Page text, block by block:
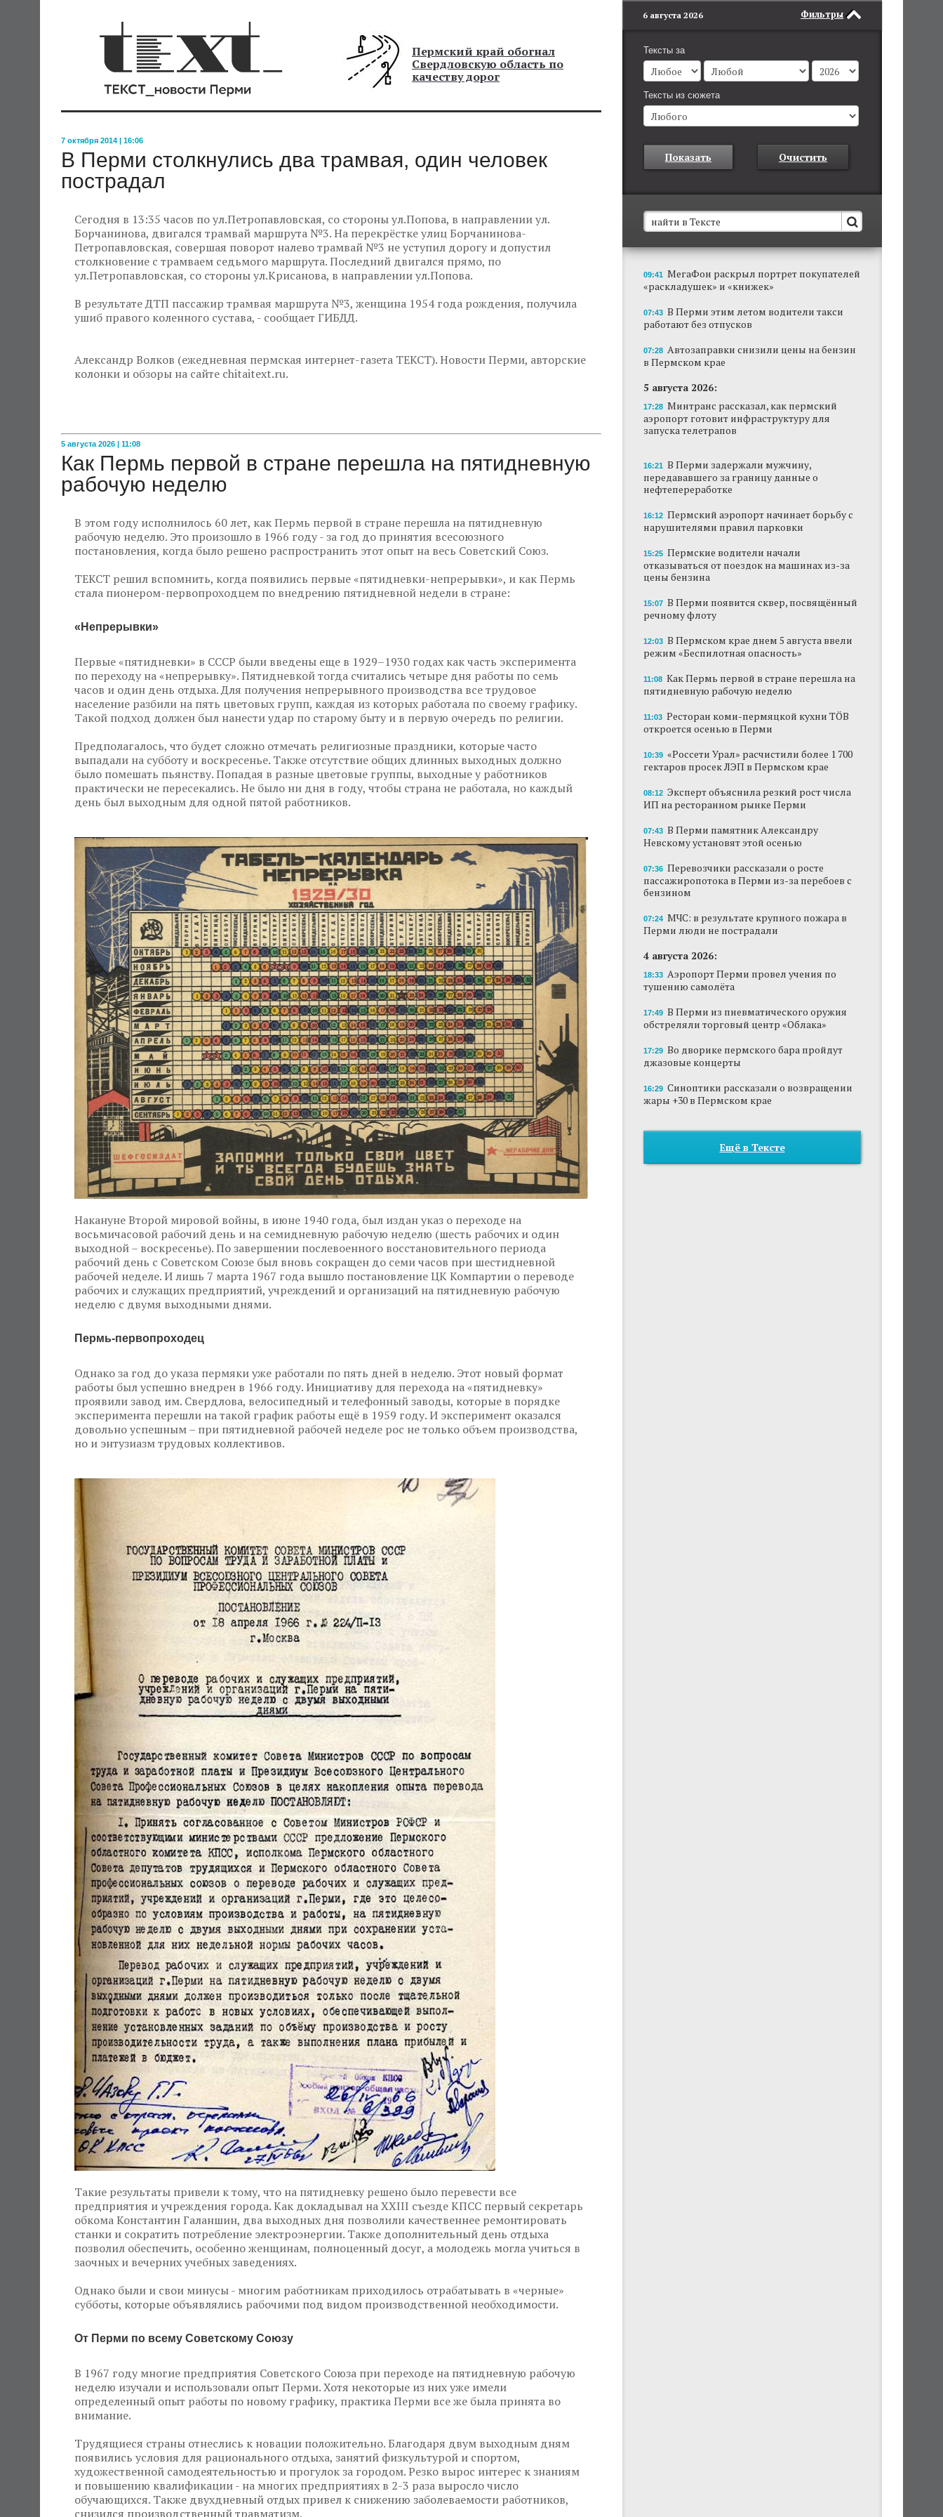
Пермский край обогнал
Свердловскую область по
качеству дорог
7 октября 2014 | 16:06
В Перми столкнулись два трамвая, один человек
пострадал
Сегодня в 13:35 часов по ул.Петропавловская, со стороны ул.Попова, в направлении ул.
Борчанинова, двигался трамвай маршрута №3. На перекрёстке улиц Борчанинова-
Петропавловская, совершая поворот налево трамвай №3 не уступил дорогу и допустил
столкновение с трамваем седьмого маршрута. Последний двигался прямо, по
ул.Петропавловская, со стороны ул.Крисанова, в направлении ул.Попова.
В результате ДТП пассажир трамвая маршрута №3, женщина 1954 года рождения, получила
ушиб правого коленного сустава, - сообщает ГИБДД.
Александр Волков (ежедневная пермская интернет-газета ТЕКСТ). Новости Перми, авторские
колонки и обзоры на сайте chitaitext.ru.
5 августа 2026 | 11:08
Как Пермь первой в стране перешла на пятидневную
рабочую неделю
В этом году исполнилось 60 лет, как Пермь первой в стране перешла на пятидневную
рабочую неделю. Это произошло в 1966 году - за год до принятия всесоюзного
постановления, когда было решено распространить этот опыт на весь Советский Союз.
ТЕКСТ решил вспомнить, когда появились первые «пятидневки-непрерывки», и как Пермь
стала пионером-первопроходцем по внедрению пятидневной недели в стране:
«Непрерывки»
Первые «пятидневки» в СССР были введены еще в 1929–1930 годах как часть эксперимента
по переходу на «непрерывку». Пятидневкой тогда считались четыре дня работы по семь
часов и один день отдыха. Для получения непрерывного производства все трудовое
население разбили на пять цветовых групп, каждая из которых работала по своему графику.
Такой подход должен был нанести удар по старому быту и в первую очередь по религии.
Предполагалось, что будет сложно отмечать религиозные праздники, которые часто
выпадали на субботу и воскресенье. Также отсутствие общих длинных выходных должно
было помешать пьянству. Попадая в разные цветовые группы, выходные у работников
практически не пересекались. Не было ни дня в году, чтобы страна не работала, но каждый
день был выходным для одной пятой работников.
Накануне Второй мировой войны, в июне 1940 года, был издан указ о переходе на
восьмичасовой рабочий день и на семидневную рабочую неделю (шесть рабочих и один
выходной – воскресенье). По завершении послевоенного восстановительного периода
рабочий день с Советском Союзе был вновь сокращен до семи часов при шестидневной
рабочей неделе. И лишь 7 марта 1967 года вышло постановление ЦК Компартии о переводе
рабочих и служащих предприятий, учреждений и организаций на пятидневную рабочую
неделю с двумя выходными днями.
Пермь-первопроходец
Однако за год до указа пермяки уже работали по пять дней в неделю. Этот новый формат
работы был успешно внедрен в 1966 году. Инициативу для перехода на «пятидневку»
проявили завод им. Свердлова, велосипедный и телефонный заводы, которые в порядке
эксперимента перешли на такой график работы ещё в 1959 году. И эксперимент оказался
довольно успешным – при пятидневной рабочей неделе рос не только объем производства,
но и энтузиазм трудовых коллективов.
Такие результаты привели к тому, что на пятидневку решено было перевести все
предприятия и учреждения города. Как докладывал на XXIII съезде КПСС первый секретарь
обкома Константин Галаншин, два выходных дня позволили качественнее ремонтировать
станки и сократить потребление электроэнергии. Также дополнительный день отдыха
позволил обеспечить, особенно женщинам, полноценный досуг, а молодежь могла учиться в
заочных и вечерних учебных заведениях.
Однако были и свои минусы - многим работникам приходилось отрабатывать в «черные»
субботы, которые объявлялись рабочими под видом производственной необходимости.
От Перми по всему Советскому Союзу
В 1967 году многие предприятия Советского Союза при переходе на пятидневную рабочую
неделю изучали и использовали опыт Перми. Хотя некоторые из них уже имели
определенный опыт работы по новому графику, практика Перми все же была принята во
внимание.
Трудящиеся страны отнеслись к новации положительно. Благодаря двум выходным дням
появились условия для рационального отдыха, занятий физкультурой и спортом,
художественной самодеятельностью и прогулок за городом. Резко вырос интерес к знаниям
и повышению квалификации - на многих предприятиях в 2-3 раза выросло число
обучающихся. Также двухдневный отдых привел к снижению заболеваемости работников,
снизился производственный травматизм.
Фильтры
6 августа 2026
Тексты за
Тексты из сюжета
Показать Очистить
В Пермском крае установят новые станции
обнаружения беспилотников
Они используются для обнаружения и
отслеживания БПЛА в воздухе.
В Перми этим летом водители такси
работают без отпусков
Пермском крае
В Перми задержали мужчину,
передававшего за границу данные о
нефтепереработке
Пермские водители начали отказываться от
поездок на машинах из-за цены бензина
откроется осенью в Перми
АНАЛИЗ СИТУАЦИИ
Эксперт объяснила резкий рост числа ИП на
ресторанном рынке Перми
В Перми памятник Александру Невскому
установят этой осенью
09:41 МегаФон раскрыл портрет покупателей
«раскладушек» и «книжек»
07:43 В Перми этим летом водители такси
работают без отпусков
07:28 Автозаправки снизили цены на бензин
в Пермском крае
5 августа 2026:
17:28 Минтранс рассказал, как пермский
аэропорт готовит инфраструктуру для
запуска телетрапов
16:21 В Перми задержали мужчину,
передававшего за границу данные о
нефтепереработке
16:12 Пермский аэропорт начинает борьбу с
нарушителями правил парковки
15:25 Пермские водители начали
отказываться от поездок на машинах из-за
цены бензина
15:07 В Перми появится сквер, посвящённый
речному флоту
12:03 В Пермском крае днем 5 августа ввели
режим «Беспилотная опасность»
11:08 Как Пермь первой в стране перешла на
пятидневную рабочую неделю
11:03 Ресторан коми-пермяцкой кухни TÖB
откроется осенью в Перми
10:39 «Россети Урал» расчистили более 1 700
гектаров просек ЛЭП в Пермском крае
08:12 Эксперт объяснила резкий рост числа
ИП на ресторанном рынке Перми
07:43 В Перми памятник Александру
Невскому установят этой осенью
07:36 Перевозчики рассказали о росте
пассажиропотока в Перми из-за перебоев с
бензином
07:24 МЧС: в результате крупного пожара в
Перми люди не пострадали
4 августа 2026:
18:33 Аэропорт Перми провел учения по
тушению самолёта
17:49 В Перми из пневматического оружия
обстреляли торговый центр «Облака»
17:29 Во дворике пермского бара пройдут
джазовые концерты
16:29 Синоптики рассказали о возвращении
жары +30 в Пермском крае
Ещё в Тексте